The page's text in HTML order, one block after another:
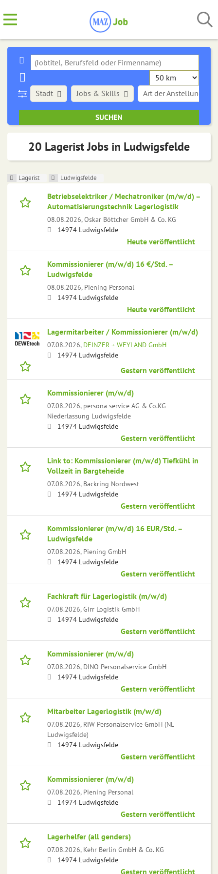
Stadt Art der Anstellung
Jobs & Skills
20 Lagerist Jobs in Ludwigsfelde
Lagerist Ludwigsfelde
Betriebselektriker / Mechatroniker (m/w/d) –
Automatisierungstechnik Lagerlogistik
08.08.2026,Oskar Böttcher GmbH & Co. KG
14974 Ludwigsfelde
Heute veröffentlicht
Kommissionierer (m/w/d) 16 €/Std. –
Ludwigsfelde
08.08.2026, Piening Personal
14974 Ludwigsfelde
Heute veröffentlicht
Lagermitarbeiter / Kommissionierer (m/w/d)
07.08.2026, DEINZER + WEYLAND GmbH
14974 Ludwigsfelde
Gestern veröffentlicht
Kommissionierer (m/w/d)
07.08.2026, persona service AG & Co.KG
Niederlassung Ludwigsfelde
14974 Ludwigsfelde
Gestern veröffentlicht
Link to: Kommissionierer (m/w/d) Tiefkühl in
Vollzeit in Bargteheide
07.08.2026, Backring Nordwest
14974 Ludwigsfelde
Gestern veröffentlicht
Kommissionierer (m/w/d) 16 EUR/Std. –
Ludwigsfelde
07.08.2026, Piening GmbH
14974 Ludwigsfelde
Gestern veröffentlicht
Fachkraft für Lagerlogistik (m/w/d)
07.08.2026,Girr Logistik GmbH
14974 Ludwigsfelde
Gestern veröffentlicht
Kommissionierer (m/w/d)
07.08.2026, DINO Personalservice GmbH
14974 Ludwigsfelde
Gestern veröffentlicht
Mitarbeiter Lagerlogistik (m/w/d)
07.08.2026, RIW Personalservice GmbH (NL
Ludwigsfelde)
14974 Ludwigsfelde
Gestern veröffentlicht
Kommissionierer (m/w/d)
07.08.2026, Piening Personal
14974 Ludwigsfelde
Gestern veröffentlicht
Lagerhelfer (all genders)
07.08.2026, Kehr Berlin GmbH & Co. KG
14974 Ludwigsfelde
Gestern veröffentlicht